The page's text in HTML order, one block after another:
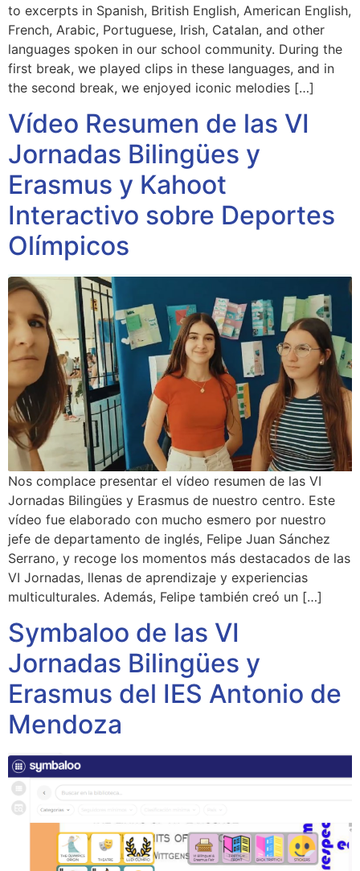
to excerpts in Spanish, British English, American English,
French, Arabic, Portuguese, Irish, Catalan, and other
languages spoken in our school community. During the
first break, we played clips in these languages, and in
the second break, we enjoyed iconic melodies […]
Vídeo Resumen de las VI
Jornadas Bilingües y
Erasmus y Kahoot
Interactivo sobre Deportes
Olímpicos
Nos complace presentar el vídeo resumen de las VI
Jornadas Bilingües y Erasmus de nuestro centro. Este
vídeo fue elaborado con mucho esmero por nuestro
jefe de departamento de inglés, Felipe Juan Sánchez
Serrano, y recoge los momentos más destacados de las
VI Jornadas, llenas de aprendizaje y experiencias
multiculturales. Además, Felipe también creó un […]
Symbaloo de las VI
Jornadas Bilingües y
Erasmus del IES Antonio de
Mendoza